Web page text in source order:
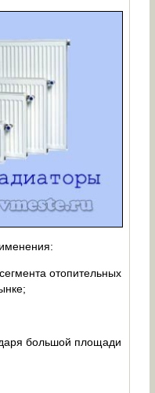
отопительных
большой площади